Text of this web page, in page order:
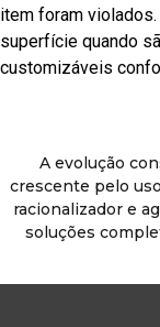
item foram
superfície quando
customizáveis
A evolução
crescente pelo
racionalizador e
soluções